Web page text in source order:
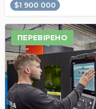
$1 900 000
ПЕРЕВІРЕНО